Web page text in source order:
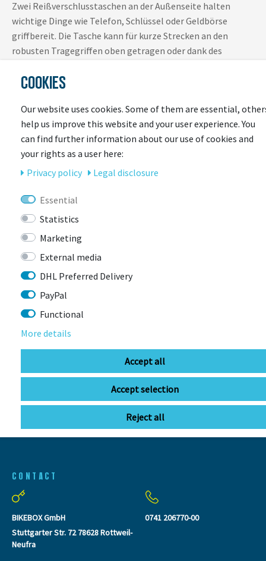
Zwei Reißverschlusstaschen an der Außenseite halten
wichtige Dinge wie Telefon, Schlüssel oder Geldbörse
griffbereit. Die Tasche kann für kurze Strecken an den
robusten Tragegriffen oben getragen oder dank des
unterwegs über die Schulter gehängt werden.
Highlights
Strapazierfähige Griffe
Zwei Außentaschen mit Reißverschluss
Abnehmbarer, gepolsterter Schulterriemen
Wasser- und Schmutzabweisendes PVC- und PFC-freies
TPU-Material
SEEN
CONTACT
BIKEBOX GmbH
Stuttgarter Str. 72 78628 Rottweil-
Neufra
0741 206770-00
COOKIES
Our website uses cookies. Some of them are essential,
help us improve this website and your user experience. You
can find further information about our use of cookies and
your rights as a user here:
Privacy policy
Legal disclosure
Essential
Statistics
Marketing
External media
DHL Preferred Delivery
PayPal
Functional
More details
Accept all
Accept selection
Reject all